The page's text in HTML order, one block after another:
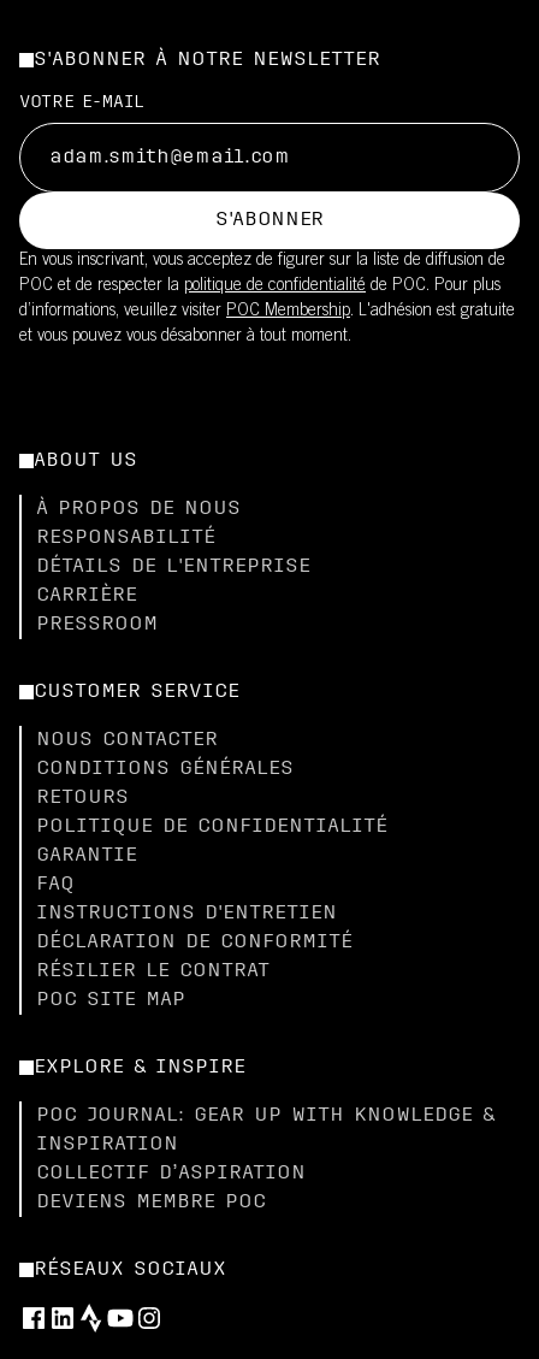
S'ABONNER À NOTRE NEWSLETTER
VOTRE E-MAIL
S'ABONNER
En vous inscrivant, vous acceptez de figurer sur la liste de diffusion de
POC et de respecter la politique de confidentialité de POC. Pour plus
d’informations, veuillez visiter POC Membership. L'adhésion est gratuite
et vous pouvez vous désabonner à tout moment.
ABOUT US
À PROPOS DE NOUS
RESPONSABILITÉ
DÉTAILS DE L'ENTREPRISE
CARRIÈRE
PRESSROOM
CUSTOMER SERVICE
NOUS CONTACTER
CONDITIONS GÉNÉRALES
RETOURS
POLITIQUE DE CONFIDENTIALITÉ
GARANTIE
FAQ
INSTRUCTIONS D'ENTRETIEN
DÉCLARATION DE CONFORMITÉ
RÉSILIER LE CONTRAT
POC SITE MAP
EXPLORE & INSPIRE
POC JOURNAL: GEAR UP WITH KNOWLEDGE &
INSPIRATION
COLLECTIF D’ASPIRATION
DEVIENS MEMBRE POC
RÉSEAUX SOCIAUX